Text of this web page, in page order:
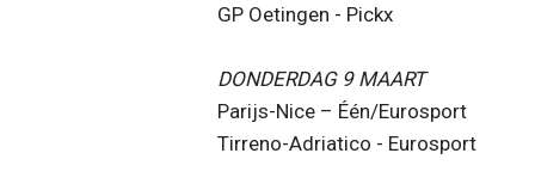
GP Oetingen - Pickx
DONDERDAG 9 MAART
Parijs-Nice – Één/Eurosport
Tirreno-Adriatico - Eurosport